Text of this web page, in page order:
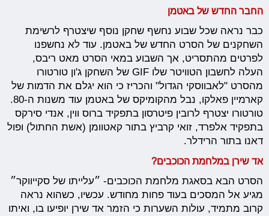
החבר החדש של באטמן
כבר נראה שכל שבוע נחשף שחקן נוסף שיצטרף לרשימת
השחקנים של הסרט החדש של באטמן. עוד לא נחשפנו
לפרטים מהתסריט, אך השבוע במאי הסרט מאט ריבס,
העלה לחשבון הטוויטר שלו GIF של השחקן ג'ון טורטורו
מהסרט "לאבווסקי הגדול" והכריז כי הוא יגלם את הדמות של
קארמיין פאלקו, נבל מהקומיקס של באטמן עוד משנות ה-80.
טורטורו יצטרף לרובין פיטרסון בתפקיד ברוס ווין, אנדי סירקס
בתפקיד אלפרד, זואי קרביץ בתור קאטוומן (אשת החתול) ופול
דאנו בתור הרידלר.
אד שירן במלחמת הכוכבים?
הסרט הבא בסאגת מלחמת הכוכבים- ״עלייתו של סקייווקר״
מגיע אל המסכים בעוד פחות מחודש. עכשיו, כשהוא נראה
קרוב מתמיד, עולות השערות כי הזמר אד שירן יופיעו בו, ואיתו